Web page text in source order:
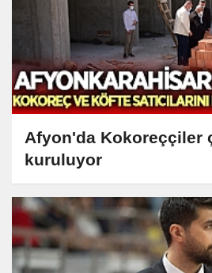
Afyon'da Kokoreççiler
kuruluyor